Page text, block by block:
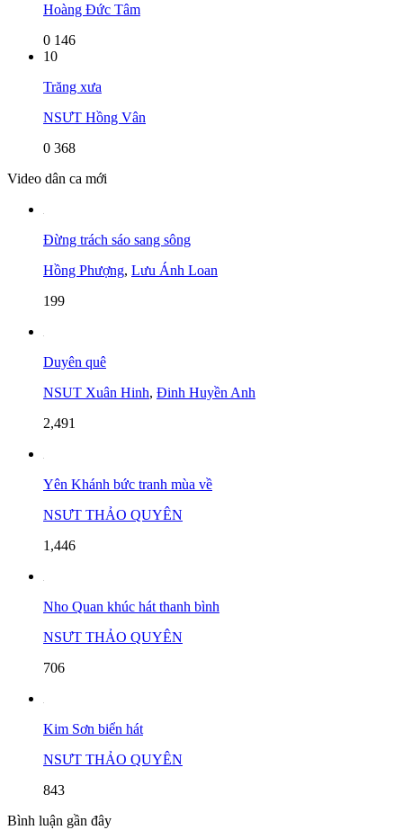
Hoàng Đức Tâm
0 146
10
Trăng xưa
NSƯT Hồng Vân
0 368
Video dân ca mới
Đừng trách sáo sang sông
Hồng Phượng, Lưu Ánh Loan
199
Duyên quê
NSUT Xuân Hinh, Đinh Huyền Anh
2,491
Yên Khánh bức tranh mùa về
NSƯT THẢO QUYÊN
1,446
Nho Quan khúc hát thanh bình
NSƯT THẢO QUYÊN
706
Kim Sơn biển hát
NSƯT THẢO QUYÊN
843
Bình luận gần đây